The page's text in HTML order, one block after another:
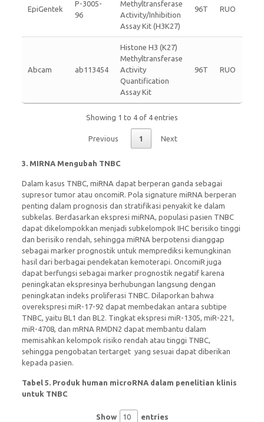
EpiGentek
P-3005-
96
Methyltransferase
Activity/Inhibition
Assay Kit (H3K27)
96T RUO
Abcam ab113454
Histone H3 (K27)
Methyltransferase
Activity
Quantification
Assay Kit
96T RUO
Showing 1 to 4 of 4 entries
Previous 1 Next
3. MIRNA Mengubah TNBC
Dalam kasus TNBC, miRNA dapat berperan ganda sebagai
supresor tumor atau oncomiR. Pola signature miRNA berperan
penting dalam prognosis dan stratifikasi penyakit ke dalam
subkelas. Berdasarkan ekspresi miRNA, populasi pasien TNBC
dapat dikelompokkan menjadi subkelompok IHC berisiko tinggi
dan berisiko rendah, sehingga miRNA berpotensi dianggap
sebagai marker prognostik untuk memprediksi kemungkinan
hasil dari berbagai pendekatan kemoterapi. OncomiR juga
dapat berfungsi sebagai marker prognostik negatif karena
peningkatan ekspresinya berhubungan langsung dengan
peningkatan indeks proliferasi TNBC. Dilaporkan bahwa
overekspresi miR-17-92 dapat membedakan antara subtipe
TNBC, yaitu BL1 dan BL2. Tingkat ekspresi miR-1305, miR-221,
miR-4708, dan mRNA RMDN2 dapat membantu dalam
memisahkan kelompok risiko rendah atau tinggi TNBC,
sehingga pengobatan tertarget yang sesuai dapat diberikan
kepada pasien.
Tabel 5. Produk human microRNA dalam penelitian klinis
untuk TNBC
Show entries